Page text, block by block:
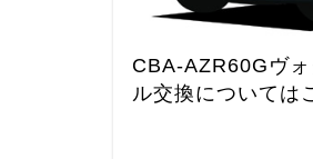
CBA-AZR60Gヴ
ル交換については